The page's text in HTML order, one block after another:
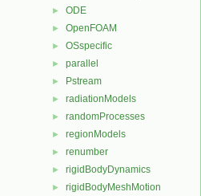
► ODE
► OpenFOAM
► OSspecific
► parallel
► Pstream
► radiationModels
► randomProcesses
► regionModels
► renumber
► rigidBodyDynamics
► rigidBodyMeshMotion